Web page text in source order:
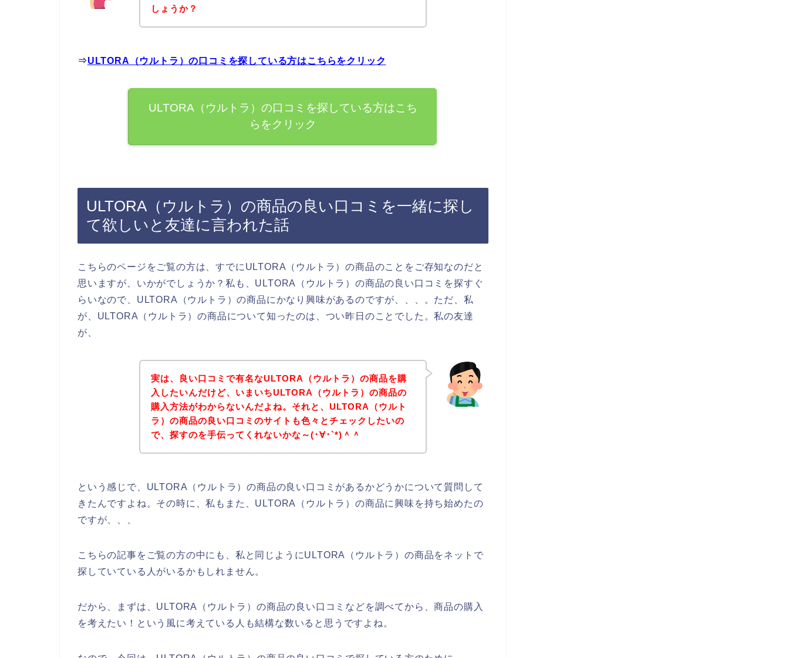
しょうか？
⇒ULTORA（ウルトラ）の口コミを探している方はこちらをクリック
ULTORA（ウルトラ）の口コミを探している方はこち
らをクリック
ULTORA（ウルトラ）の商品の良い口コミを一緒に探し
て欲しいと友達に言われた話
こちらのページをご覧の方は、すでにULTORA（ウルトラ）の商品のことをご存知なのだと
思いますが、いかがでしょうか？私も、ULTORA（ウルトラ）の商品の良い口コミを探すぐ
らいなので、ULTORA（ウルトラ）の商品にかなり興味があるのですが、、、。ただ、私
が、ULTORA（ウルトラ）の商品について知ったのは、つい昨日のことでした。私の友達
が、
実は、良い口コミで有名なULTORA（ウルトラ）の商品を購
入したいんだけど、いまいちULTORA（ウルトラ）の商品の
購入方法がわからないんだよね。それと、ULTORA（ウルト
ラ）の商品の良い口コミのサイトも色々とチェックしたいの
で、探すのを手伝ってくれないかな～(･∀･`*)＾＾
という感じで、ULTORA（ウルトラ）の商品の良い口コミがあるかどうかについて質問して
きたんですよね。その時に、私もまた、ULTORA（ウルトラ）の商品に興味を持ち始めたの
ですが、、、
こちらの記事をご覧の方の中にも、私と同じようにULTORA（ウルトラ）の商品をネットで
探していている人がいるかもしれません。
だから、まずは、ULTORA（ウルトラ）の商品の良い口コミなどを調べてから、商品の購入
を考えたい！という風に考えている人も結構な数いると思うですよね。